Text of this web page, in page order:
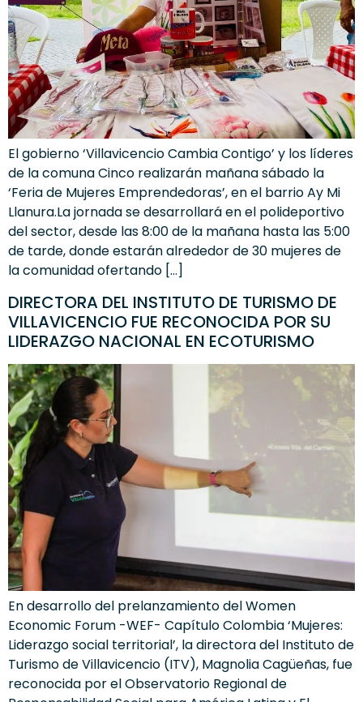
El gobierno ‘Villavicencio Cambia Contigo’ y los líderes
de la comuna Cinco realizarán mañana sábado la
‘Feria de Mujeres Emprendedoras’, en el barrio Ay Mi
Llanura.La jornada se desarrollará en el polideportivo
del sector, desde las 8:00 de la mañana hasta las 5:00
de tarde, donde estarán alrededor de 30 mujeres de
la comunidad ofertando […]
DIRECTORA DEL INSTITUTO DE TURISMO DE
VILLAVICENCIO FUE RECONOCIDA POR SU
LIDERAZGO NACIONAL EN ECOTURISMO
En desarrollo del prelanzamiento del Women
Economic Forum -WEF- Capítulo Colombia ‘Mujeres:
Liderazgo social territorial’, la directora del Instituto de
Turismo de Villavicencio (ITV), Magnolia Cagüeñas, fue
reconocida por el Observatorio Regional de